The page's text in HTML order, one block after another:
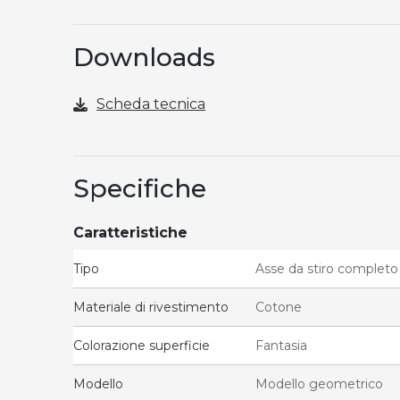
Downloads
Scheda tecnica
Specifiche
Caratteristiche
Tipo Asse da stiro completo
Materiale di rivestimento Cotone
Colorazione superficie Fantasia
Modello Modello geometrico